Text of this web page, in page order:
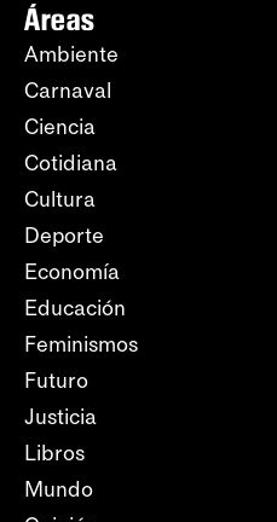
Áreas
Ambiente
Carnaval
Ciencia
Cotidiana
Cultura
Deporte
Economía
Educación
Feminismos
Futuro
Justicia
Libros
Mundo